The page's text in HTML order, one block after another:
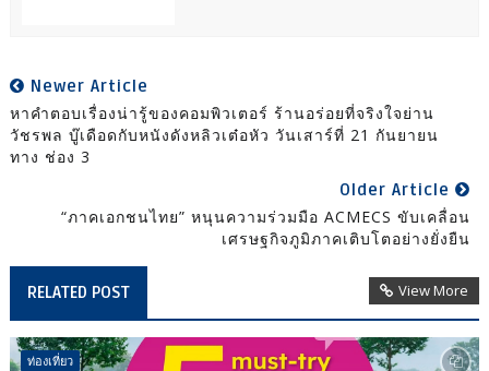
Newer Article
หาคำตอบเรื่องน่ารู้ของคอมพิวเตอร์ ร้านอร่อยที่จริงใจย่าน
วัชรพล บู๊เดือดกับหนังดังหลิวเต๋อหัว วันเสาร์ที่ 21 กันยายน
ทาง ช่อง 3
Older Article
“ภาคเอกชนไทย” หนุนความร่วมมือ ACMECS ขับเคลื่อน
เศรษฐกิจภูมิภาคเติบโตอย่างยั่งยืน
RELATED POST View More
ท่องเที่ยว